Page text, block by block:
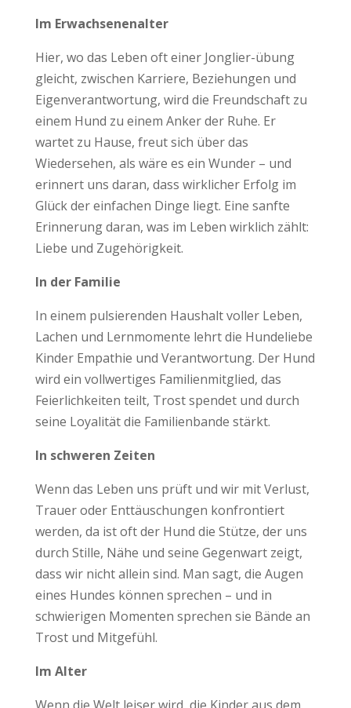
Im Erwachsenenalter
Hier, wo das Leben oft einer Jonglier-übung
gleicht, zwischen Karriere, Beziehungen und
Eigenverantwortung, wird die Freundschaft zu
einem Hund zu einem Anker der Ruhe. Er
wartet zu Hause, freut sich über das
Wiedersehen, als wäre es ein Wunder – und
erinnert uns daran, dass wirklicher Erfolg im
Glück der einfachen Dinge liegt. Eine sanfte
Erinnerung daran, was im Leben wirklich zählt:
Liebe und Zugehörigkeit.
In der Familie
In einem pulsierenden Haushalt voller Leben,
Lachen und Lernmomente lehrt die Hundeliebe
Kinder Empathie und Verantwortung. Der Hund
wird ein vollwertiges Familienmitglied, das
Feierlichkeiten teilt, Trost spendet und durch
seine Loyalität die Familienbande stärkt.
In schweren Zeiten
Wenn das Leben uns prüft und wir mit Verlust,
Trauer oder Enttäuschungen konfrontiert
werden, da ist oft der Hund die Stütze, der uns
durch Stille, Nähe und seine Gegenwart zeigt,
dass wir nicht allein sind. Man sagt, die Augen
eines Hundes können sprechen – und in
schwierigen Momenten sprechen sie Bände an
Trost und Mitgefühl.
Im Alter
Wenn die Welt leiser wird, die Kinder aus dem